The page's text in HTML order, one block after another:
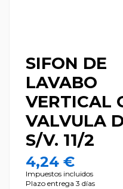
SIFON DE
LAVABO
VERTICAL
VALVULA
S/V. 11/2
4,24 €
Impuestos incluidos
Plazo entrega 3 días